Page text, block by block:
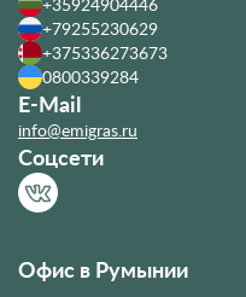
+35924904446
+79255230629
+375336273673
0800339284
E-Mail
info@emigras.ru
Соцсети
Офис в Румынии